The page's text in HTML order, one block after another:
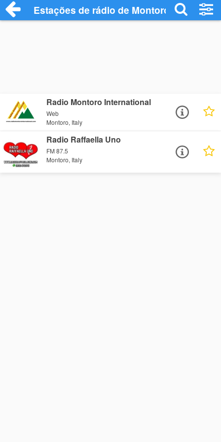
Estações de rádio de Montoro - Ouça
Radio Montoro International
Web
Montoro, Italy
Radio Raffaella Uno
FM 87.5
Montoro, Italy